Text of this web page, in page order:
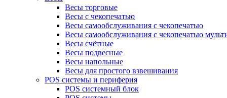
Весы торговые
Весы с чекопечатью
Весы самообслуживания с чекопечатью
Весы самообслуживания с чекопечатью
Весы счётные
Весы подвесные
Весы напольные
Весы для простого взвешивания
POS системы и периферия
POS системный блок